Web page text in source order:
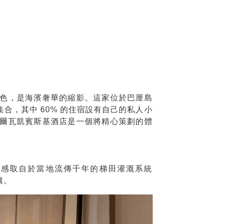
，是海濱奢華的縮影。這家位於巴厘島
，其中 60% 的住宿設有自己的私人小
瓦凱賓斯基酒店是一個將精心策劃的體
取自於當地流傳千年的梯田灌溉系統